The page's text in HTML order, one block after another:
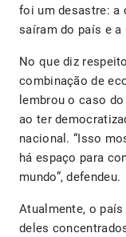
foi um desastre: a
saíram do país e a
No que diz
combinação de
lembrou o caso
ao ter
nacional. “Isso
há espaço para
mundo”, defendeu.
Atualmente, o
deles